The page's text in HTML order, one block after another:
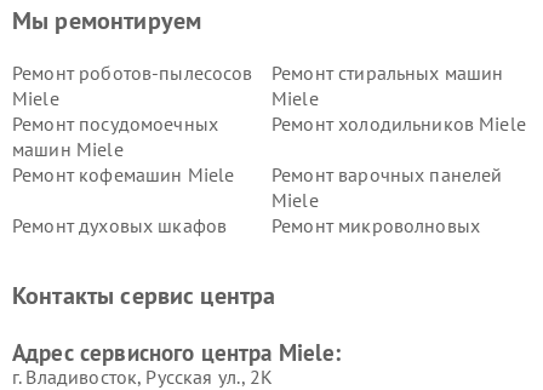
Мы ремонтируем
Ремонт роботов-пылесосов
Miele
Ремонт стиральных машин
Miele
Ремонт посудомоечных
машин Miele
Ремонт холодильников Miele
Ремонт кофемашин Miele
Ремонт варочных панелей
Miele
Ремонт духовых шкафов
Ремонт микроволновых
Miele
Miele
пылесосов Miele
Контакты сервис центра
Адрес сервисного центра Miele:
г. Владивосток, Русская ул., 2К